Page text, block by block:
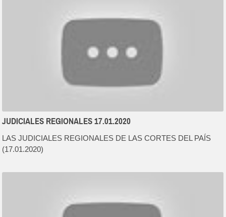
JUDICIALES REGIONALES 17.01.2020
LAS JUDICIALES REGIONALES DE LAS CORTES DEL PAÍS
(17.01.2020)